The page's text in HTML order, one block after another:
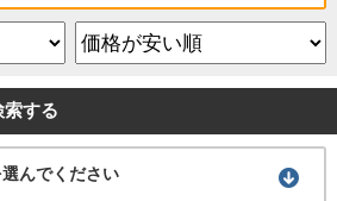
索する
んでください